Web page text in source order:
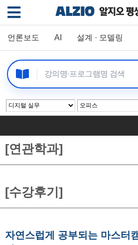
언론보도 AI 설계 · 모델링
[연관학과]
[수강후기]